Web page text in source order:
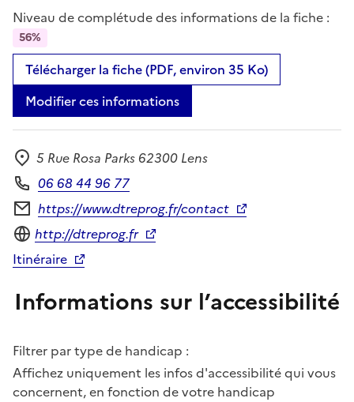
Niveau de complétude des informations de la fiche :
56%
Télécharger la fiche (PDF, environ 35 Ko)
Modifier ces informations
Adresse
5 Rue Rosa Parks 62300 Lens
Téléphone
06 68 44 96 77
Formulaire de contact
https://www.dtreprog.fr/contact
Site internet
http://dtreprog.fr
Itinéraire
Informations sur l’accessibilité
Filtrer par type de handicap :
Affichez uniquement les infos d'accessibilité qui vous
concernent, en fonction de votre handicap